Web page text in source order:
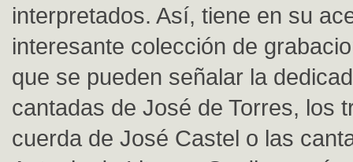
interpretados. Así, tiene en su
interesante colección de
que se pueden señalar la
cantadas de José de Torres, los
cuerda de José Castel o las